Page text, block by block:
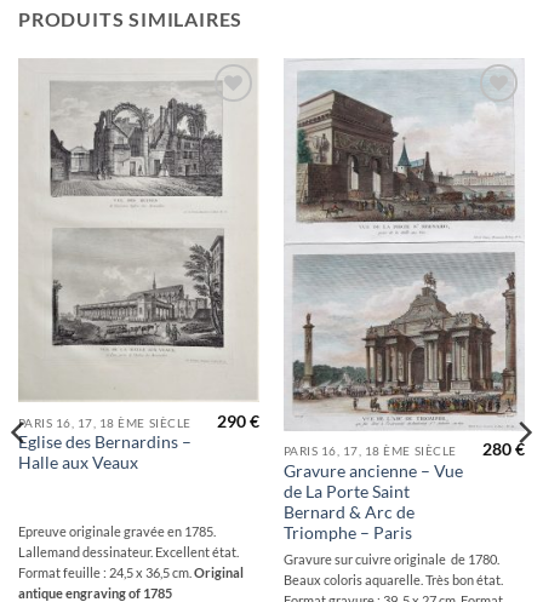
PRODUITS SIMILAIRES
Ajouter
à la
wishlist
PARIS 16, 17, 18 ÈME SIÈCLE
Eglise des Bernardins –
Halle aux Veaux
290€
Epreuve originale gravée en 1785.
Lallemand dessinateur. Excellent état.
Format feuille : 24,5 x 36,5 cm. Original
antique engraving of 1785
Ajouter
PARIS 16, 17, 18 ÈME SIÈCLE
Gravure ancienne – Vue
de La Porte Saint
Bernard & Arc de
Triomphe – Paris
280€
Gravure sur cuivre originale de 1780.
Beaux coloris aquarelle. Très bon état.